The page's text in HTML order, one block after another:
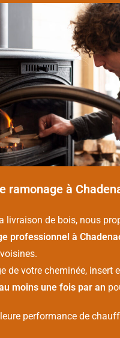
ramonage à
livraison de bois, nous
professionnel à
de votre cheminée, insert
moins une fois par an
performance de